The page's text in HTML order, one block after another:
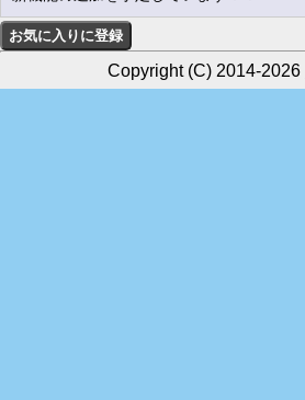
Copyright (C) 2014-2026